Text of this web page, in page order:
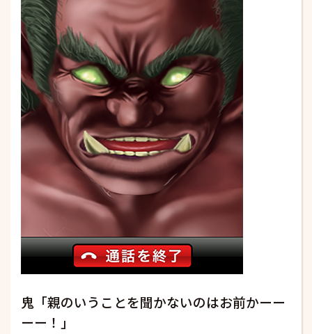
鬼「親のいうことを聞かないのはお前かーー
ーー！」